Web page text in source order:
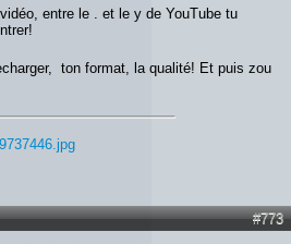
entre le . et le y de YouTube tu
ton format, la qualité! Et puis zou
#773